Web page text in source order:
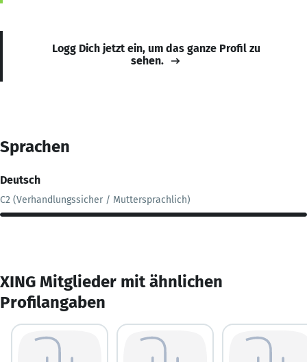
Logg Dich jetzt ein, um das ganze Profil zu
sehen.
Sprachen
Deutsch
C2 (Verhandlungssicher / Muttersprachlich)
XING Mitglieder mit ähnlichen
Profilangaben